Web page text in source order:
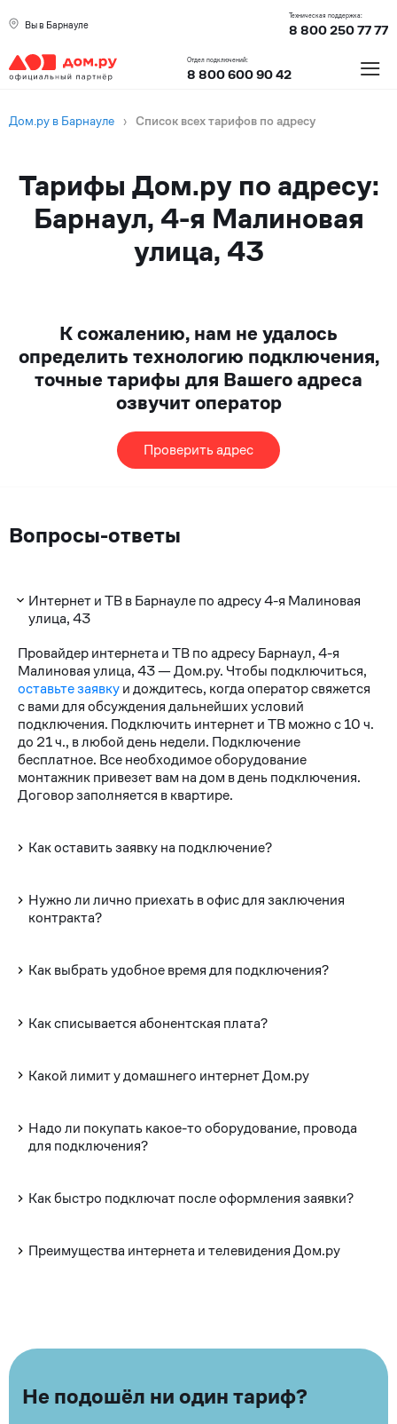
Вы в Барнауле
Техническая поддержка:
8 800 250 77 77
Отдел подключений:
8 800 600 90 42 ≡
Дом.ру в Барнауле › Список всех тарифов по адресу
Тарифы Дом.ру по адресу:
Барнаул, 4-я Малиновая
улица, 43
К сожалению, нам не удалось
определить технологию подключения,
точные тарифы для Вашего адреса
озвучит оператор
Проверить адрес
Вопросы-ответы
Интернет и ТВ в Барнауле по адресу 4-я Малиновая
улица, 43
Провайдер интернета и ТВ по адресу Барнаул, 4-я
Малиновая улица, 43 — Дом.ру. Чтобы подключиться,
оставьте заявкуи дождитесь, когда оператор свяжется
с вами для обсуждения дальнейших условий
подключения. Подключить интернет и ТВ можно с 10 ч.
до 21 ч., в любой день недели. Подключение
бесплатное. Все необходимое оборудование
монтажник привезет вам на дом в день подключения.
Договор заполняется в квартире.
Как оставить заявку на подключение?
Нужно ли лично приехать в офис для заключения
контракта?
Как выбрать удобное время для подключения?
Как списывается абонентская плата?
Какой лимит у домашнего интернет Дом.ру
Надо ли покупать какое-то оборудование, провода
для подключения?
Как быстро подключат после оформления заявки?
Преимущества интернета и телевидения Дом.ру
Не подошёл ни один тариф?